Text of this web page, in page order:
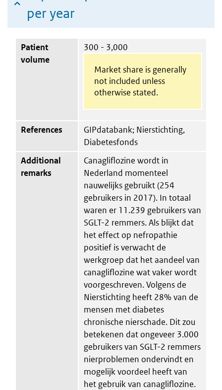
per year
Patient
volume
300 - 3,000
Market share is generally
not included unless
otherwise stated.
References
GIPdatabank; Nierstichting,
Diabetesfonds
Additional
remarks
Canagliflozine wordt in
Nederland momenteel
nauwelijks gebruikt (254
gebruikers in 2017). In totaal
waren er 11.239 gebruikers van
SGLT-2 remmers. Als blijkt dat
het effect op nefropathie
positief is verwacht de
werkgroep dat het aandeel van
canagliflozine wat vaker wordt
voorgeschreven. Volgens de
Nierstichting heeft 28% van de
mensen met diabetes
chronische nierschade. Dit zou
betekenen dat ongeveer 3.000
gebruikers van SGLT-2 remmers
nierproblemen ondervindt en
mogelijk voordeel heeft van
het gebruik van canagliflozine.